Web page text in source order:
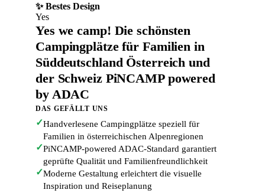
✨ Bestes Design
Yes
Yes we camp! Die schönsten
Campingplätze für Familien in
Süddeutschland Österreich und
der Schweiz PiNCAMP powered
by ADAC
DAS GEFÄLLT UNS
✓Handverlesene Campingplätze speziell für
Familien in österreichischen Alpenregionen
✓PiNCAMP-powered ADAC-Standard garantiert
geprüfte Qualität und Familienfreundlichkeit
✓Moderne Gestaltung erleichtert die visuelle
Inspiration und Reiseplanung